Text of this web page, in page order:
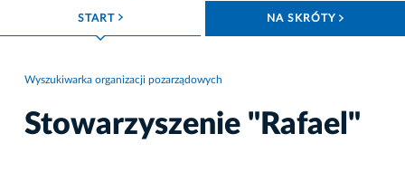
START ROZWIŃ MENU NA SKRÓTY
Wyszukiwarka organizacji pozarządowych
Stowarzyszenie "Rafael"